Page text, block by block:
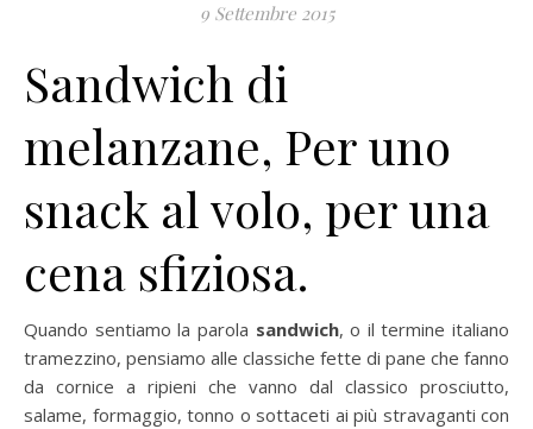
9 Settembre 2015
Sandwich di
melanzane, Per uno
snack al volo, per una
cena sfiziosa.
Quando sentiamo la parola sandwich, o il termine italiano
tramezzino, pensiamo alle classiche fette di pane che fanno
da cornice a ripieni che vanno dal classico prosciutto,
salame, formaggio, tonno o sottaceti ai più stravaganti con